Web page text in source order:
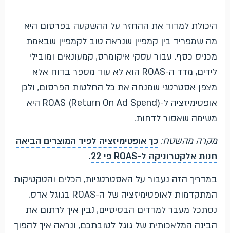
היכולת למדוד את ההחזר על ההשקעה בפרסום היא
מה שמפריד בין קמפיין שנראה טוב לקמפיין שבאמת
מכניס כסף. עבור עסקי איקומרס, קמעונאים ומובילי
לידים, מדד ה-ROAS הוא לא עוד מספר בדוח אלא
מצפן אסטרטגי שמנחה את כל החלטות הפרסום, ולכן
אופטימיזציה ל-ROAS (Return On Ad Spend) היא
משימה שאסור לדחות.
מקרה מהשטח: כך אופטימיזציה לפיד המוצרים הביאה
חנות אלקטרוניקה ל-ROAS פי 22
.
במדריך הזה נעבור על האסטרטגיות, הכלים והטקטיקות
המתקדמות לאופטימיזציה של ה-ROAS בגוגל אדס.
נסתכל מעבר למדדים הבסיסיים, נבין איך לרתום את
הבינה המלאכותית של גוגל לטובתכם, ונראה איך להפוך